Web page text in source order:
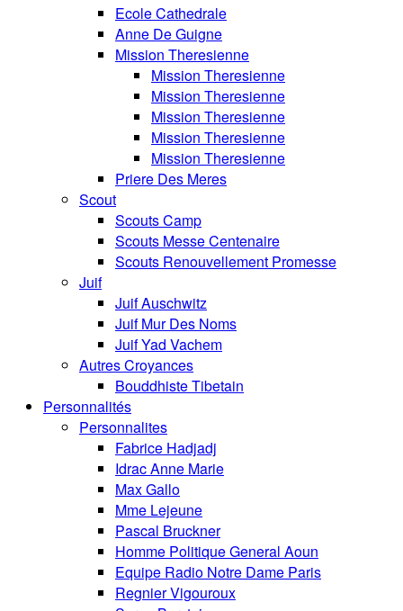
Ecole Cathedrale
Anne De Guigne
Mission Theresienne
Mission Theresienne
Mission Theresienne
Mission Theresienne
Mission Theresienne
Mission Theresienne
Priere Des Meres
Scout
Scouts Camp
Scouts Messe Centenaire
Scouts Renouvellement Promesse
Juif
Juif Auschwitz
Juif Mur Des Noms
Juif Yad Vachem
Autres Croyances
Bouddhiste Tibetain
Personnalités
Personnalites
Fabrice Hadjadj
Idrac Anne Marie
Max Gallo
Mme Lejeune
Pascal Bruckner
Homme Politique General Aoun
Equipe Radio Notre Dame Paris
Regnier Vigouroux